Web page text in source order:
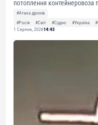
потоплення контейнеровоза
#Атака дронів
#Росія
#Світ #Судно #Україна
1 Серпня, 202614:43